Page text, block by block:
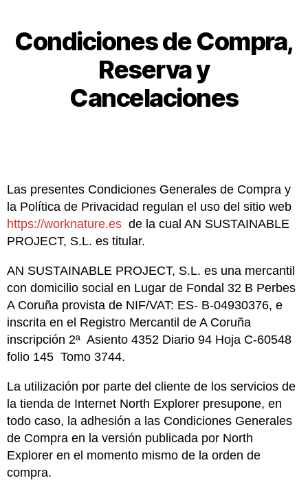
Condiciones de Compra,
Reserva y
Cancelaciones
Las presentes Condiciones Generales de Compra y
la Política de Privacidad regulan el uso del sitio web
https://worknature.es de la cual AN SUSTAINABLE
PROJECT, S.L. es titular.
AN SUSTAINABLE PROJECT, S.L. es una mercantil
con domicilio social en Lugar de Fondal 32 B Perbes
A Coruña provista de NIF/VAT: ES- B-04930376, e
inscrita en el Registro Mercantil de A Coruña
inscripción 2ª Asiento 4352 Diario 94 Hoja C-60548
folio 145 Tomo 3744.
La utilización por parte del cliente de los servicios de
la tienda de Internet North Explorer presupone, en
todo caso, la adhesión a las Condiciones Generales
de Compra en la versión publicada por North
Explorer en el momento mismo de la orden de
compra.